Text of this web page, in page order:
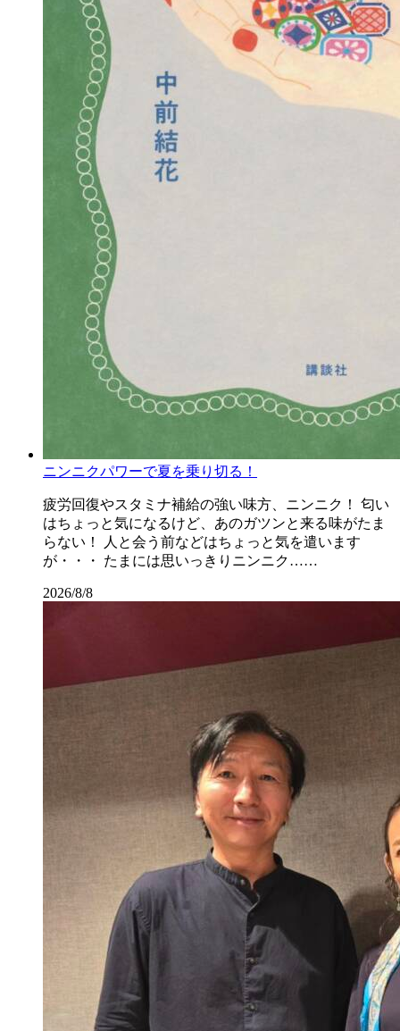
ニンニクパワーで夏を乗り切る！
疲労回復やスタミナ補給の強い味方、ニンニク！ 匂い
はちょっと気になるけど、あのガツンと来る味がたま
らない！ 人と会う前などはちょっと気を遣います
が・・・ たまには思いっきりニンニク……
2026/8/8